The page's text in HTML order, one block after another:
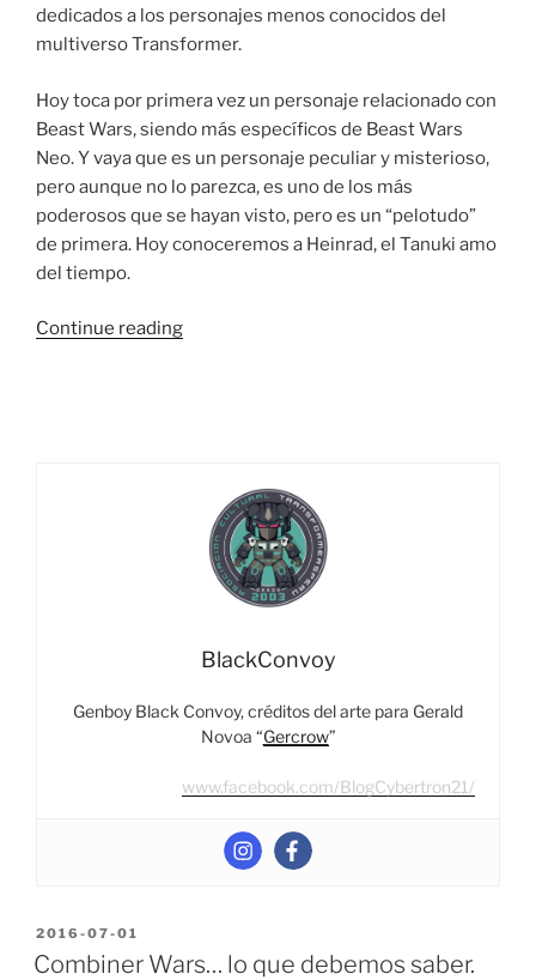
dedicados a los personajes menos conocidos del
multiverso Transformer.
Hoy toca por primera vez un personaje relacionado con
Beast Wars, siendo más específicos de Beast Wars
Neo. Y vaya que es un personaje peculiar y misterioso,
pero aunque no lo parezca, es uno de los más
poderosos que se hayan visto, pero es un “pelotudo”
de primera. Hoy conoceremos a Heinrad, el Tanuki amo
del tiempo.
Continue reading“¿Y
ganado?
#12
Heinrad”
BlackConvoy
Genboy Black Convoy, créditos del arte para Gerald
Novoa “Gercrow”
www.facebook.com/BlogCybertron21/
POSTED
ON
2016-07-01
Combiner Wars… lo que debemos saber.